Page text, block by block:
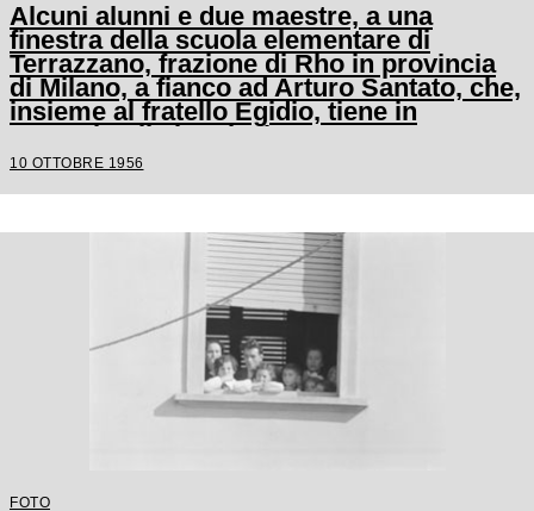
Alcuni alunni e due maestre, a una
finestra della scuola elementare di
Terrazzano, frazione di Rho in provincia
di Milano, a fianco ad Arturo Santato, che,
insieme al fratello Egidio, tiene in
ostaggio gli alunni e le maestre
10 OTTOBRE 1956
FOTO